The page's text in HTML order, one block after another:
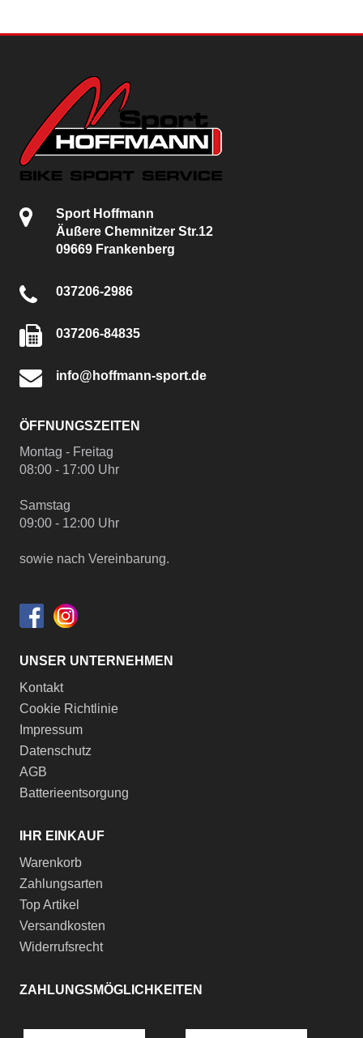
Sport Hoffmann
Äußere Chemnitzer Str.12
09669 Frankenberg
037206-2986
037206-84835
info@hoffmann-sport.de
ÖFFNUNGSZEITEN
Montag - Freitag
08:00 - 17:00 Uhr
Samstag
09:00 - 12:00 Uhr
sowie nach Vereinbarung.
UNSER UNTERNEHMEN
Kontakt
Cookie Richtlinie
Impressum
Datenschutz
AGB
Batterieentsorgung
IHR EINKAUF
Warenkorb
Zahlungsarten
Top Artikel
Versandkosten
Widerrufsrecht
ZAHLUNGSMÖGLICHKEITEN